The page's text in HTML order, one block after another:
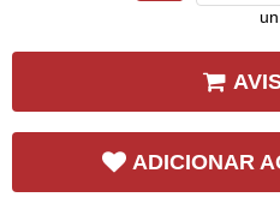
un
ADICIONAR